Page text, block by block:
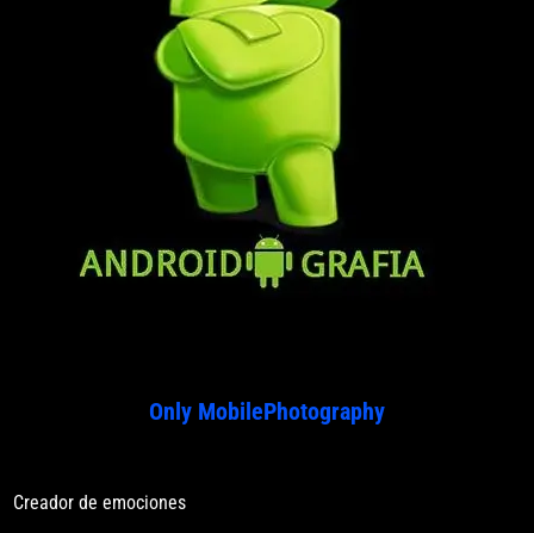
Only MobilePhotography
Creador de emociones